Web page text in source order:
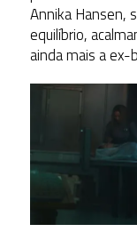
Annika Hansen,
equilíbrio,
ainda mais a ex-